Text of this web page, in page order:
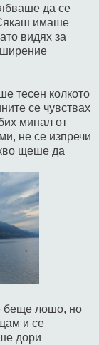
да се
имаше
видях за
ширение
тесен колкото
се чувствах
минал от
не се изпречи
щеше да
беще лошо, но
и се
дори